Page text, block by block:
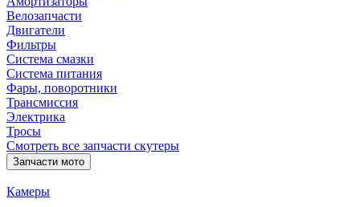
Велозапчасти
Двигатели
Фильтры
Система смазки
Система питания
Фары, поворотники
Трансмиссия
Электрика
Тросы
Смотреть все запчасти скутеры
Запчасти мото
Камеры